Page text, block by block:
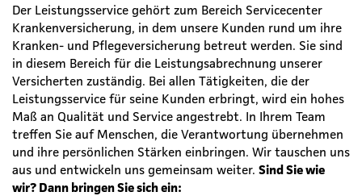
Der Leistungsservice gehört zum Bereich Servicecenter
Krankenversicherung, in dem unsere Kunden rund um ihre
Kranken- und Pflegeversicherung betreut werden. Sie sind
in diesem Bereich für die Leistungsabrechnung unserer
Versicherten zuständig. Bei allen Tätigkeiten, die der
Leistungsservice für seine Kunden erbringt, wird ein hohes
Maß an Qualität und Service angestrebt. In Ihrem Team
treffen Sie auf Menschen, die Verantwortung übernehmen
und ihre persönlichen Stärken einbringen. Wir tauschen uns
aus und entwickeln uns gemeinsam weiter. Sind Sie wie
wir? Dann bringen Sie sich ein: